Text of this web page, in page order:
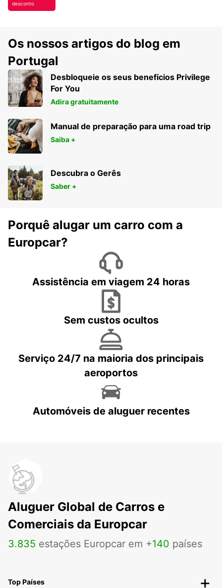
desconto
Os nossos artigos do blog em
Portugal
Desbloqueie os seus benefícios Privilege
For You
Adira gratuitamente
Manual de preparação para uma road trip
Saiba +
Descubra o Gerês
Saber +
Porquê alugar um carro com a
Europcar?
Assistência em viagem 24 horas
Sem custos ocultos
Serviço 24/7 na maioria dos principais
aeroportos
Automóveis de aluguer recentes
Aluguer Global de Carros e
Comerciais da Europcar
3.835 estações Europcar em +140 países
Top Países